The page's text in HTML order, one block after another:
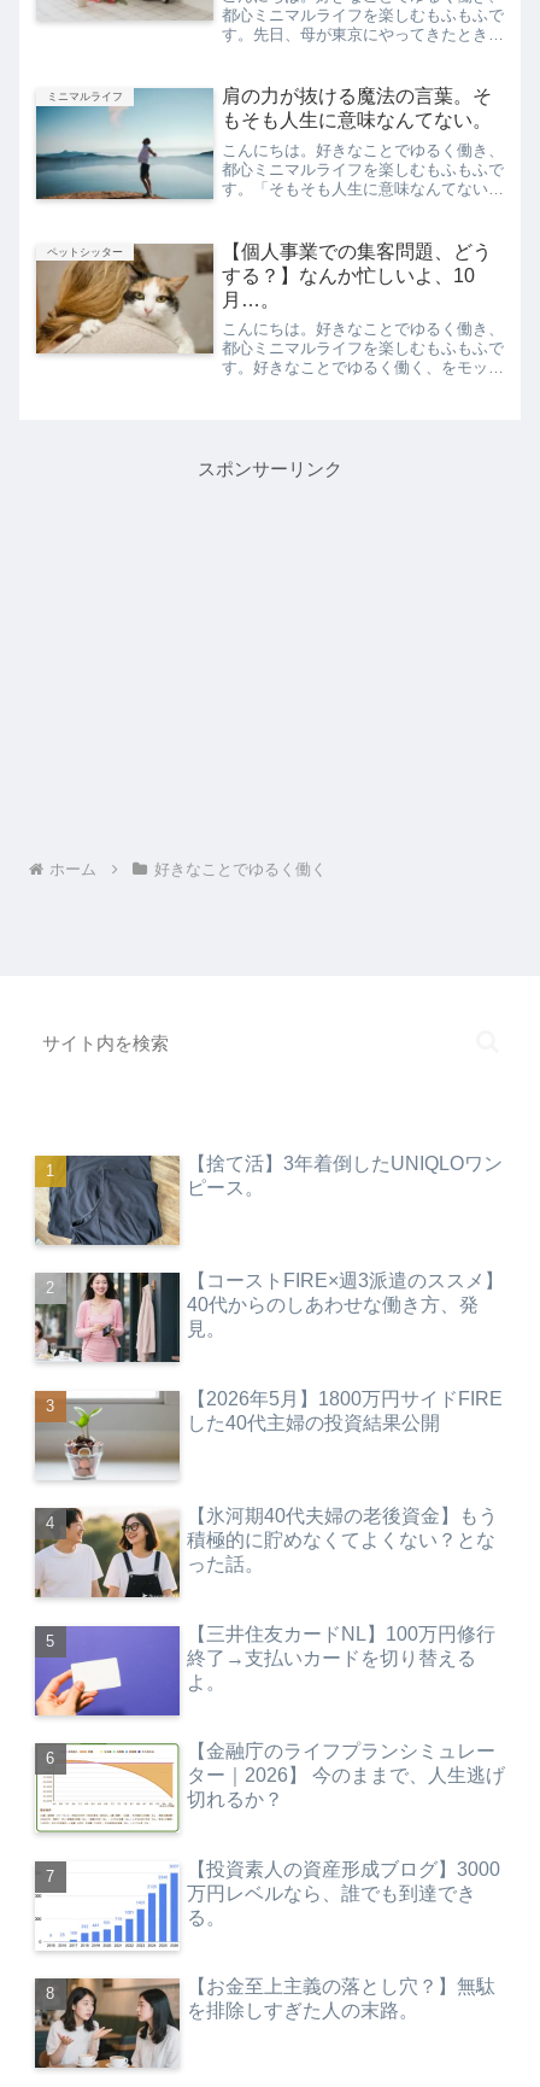
都心ミニマルライフを楽しむもふもふで
す。先日、母が東京にやってきたとき、
にこにこ話しているのを眺めて、私が明
確に気づいたことがありま...
ミニマルライフ
肩の力が抜ける魔法の言葉。そ
もそも人生に意味なんてない。
こんにちは。好きなことでゆるく働き、
都心ミニマルライフを楽しむもふもふで
す。「そもそも人生に意味なんてないん
葉がかなり好きです。これを読めば有意
義に時間を使っていないも...
ペットシッター
【個人事業での集客問題、どう
する？】なんか忙しいよ、10
月…。
こんにちは。好きなことでゆるく働き、
都心ミニマルライフを楽しむもふもふで
す。好きなことでゆるく働く、をモット
スポンサーリンク
ホーム 好きなことでゆるく働く
【捨て活】3年着倒したUNIQLOワン
ピース。
【コーストFIRE×週3派遣のススメ】
40代からのしあわせな働き方、発
見。
【2026年5月】1800万円サイドFIRE
した40代主婦の投資結果公開
【氷河期40代夫婦の老後資金】もう
積極的に貯めなくてよくない？とな
った話。
【三井住友カードNL】100万円修行
終了→支払いカードを切り替える
よ。
【金融庁のライフプランシミュレー
ター｜2026】 今のままで、人生逃げ
切れるか？
【投資素人の資産形成ブログ】3000
万円レベルなら、誰でも到達でき
る。
【お金至上主義の落とし穴？】無駄
を排除しすぎた人の末路。